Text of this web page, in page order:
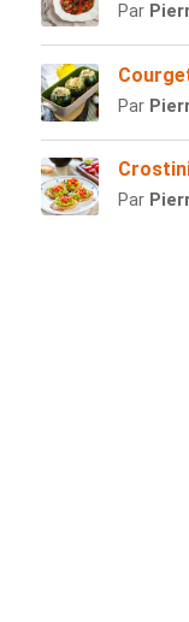
Par
Par
Par